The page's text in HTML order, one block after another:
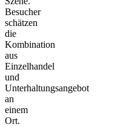
Besucher
schätzen
die
Kombination
aus
Einzelhandel
und
Unterhaltungsangebot
an
einem
Ort.